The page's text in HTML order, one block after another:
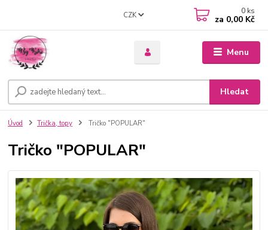
Menu
CZK
Hledat
0 ks
za 0,00 Kč
Úvod Trička, topy Tričko "POPULAR"
Tričko "POPULAR"